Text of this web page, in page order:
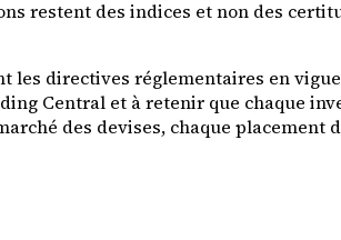
restent des indices et non des
les directives réglementaires en
Central et à retenir que chaque
des devises, chaque